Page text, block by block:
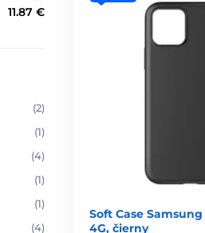
11.87 €
(2)
(1)
(4)
(1)
(1)
(4)
Soft Case Samsung
4G, čierny